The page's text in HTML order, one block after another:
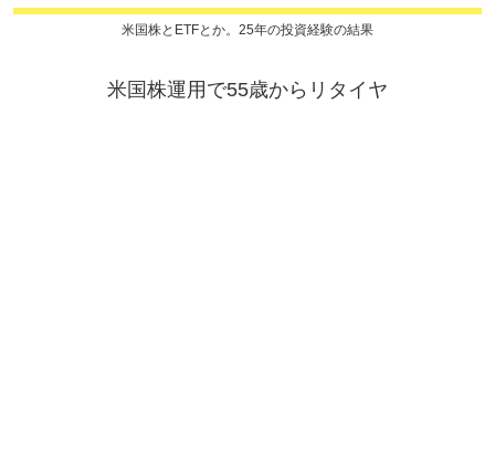
米国株とETFとか。25年の投資経験の結果
米国株運用で55歳からリタイヤ